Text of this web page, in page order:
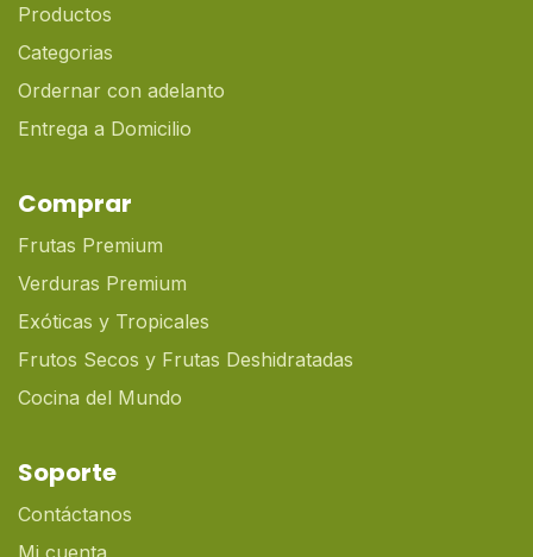
Productos
Categorias
Ordernar con adelanto
Entrega a Domicilio
Comprar
Frutas Premium
Verduras Premium
Exóticas y Tropicales
Frutos Secos y Frutas Deshidratadas
Cocina del Mundo
Soporte
Contáctanos
Mi cuenta